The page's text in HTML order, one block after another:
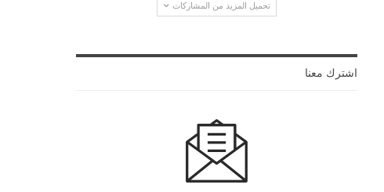
تحميل المزيد من المشاركات
اشترك معنا